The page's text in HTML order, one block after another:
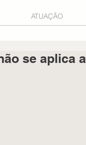
ATUAÇÃO
se aplica